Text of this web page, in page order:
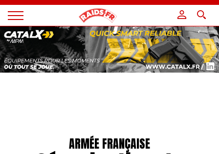
Magazine
Raids
ARMÉE FRANÇAISE
Panneau de gestion des cookies